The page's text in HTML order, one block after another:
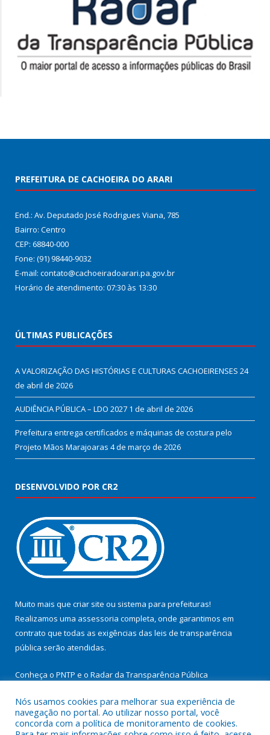
PREFEITURA DE CACHOEIRA DO ARARI
End.: Av. Deputado José Rodrigues Viana, 785
Bairro: Centro
CEP: 68840-000
Fone: (91) 98440-9032
E-mail: contato@cachoeiradoarari.pa.gov.br
Horário de atendimento: 07:30 às 13:30
ÚLTIMAS PUBLICAÇÕES
A VALORIZAÇÃO DAS HISTÓRIAS E CULTURAS CACHOEIRENSES 24
de abril de 2026
AUDIÊNCIA PÚBLICA – LDO 2027 1 de abril de 2026
Prefeitura entrega certificados e máquinas de costura pelo
Projeto Mãos Marajoaras 4 de março de 2026
DESENVOLVIDO POR CR2
Muito mais que criar site ou sistema para prefeituras!
Realizamos uma assessoria completa, onde garantimos em
contrato que todas as exigências das leis de transparência
pública serão atendidas.
Conheça o PNTP e o Radar da Transparência Pública
Nós usamos cookies para melhorar sua experiência de
navegação no portal. Ao utilizar nosso portal, você
concorda com a política de monitoramento de cookies.